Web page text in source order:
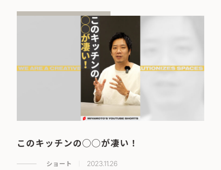
このキッチンの◯◯が凄い！
ショート 2023.11.26